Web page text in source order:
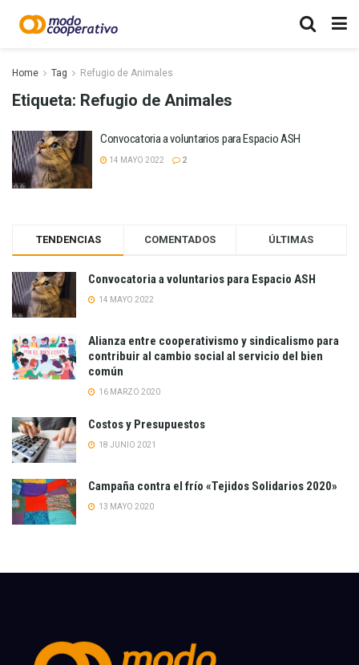
Home Tag Refugio de Animales
Etiqueta: Refugio de Animales
Convocatoria a voluntarios para Espacio ASH
14 MAYO 2022 2
TENDENCIAS COMENTADOS ÚLTIMAS
Convocatoria a voluntarios para Espacio ASH
14 MAYO 2022
Alianza entre cooperativismo y sindicalismo para
contribuir al cambio social al servicio del bien
común
16 MARZO 2020
Costos y Presupuestos
18 JUNIO 2021
Campaña contra el frío «Tejidos Solidarios 2020»
13 MAYO 2020